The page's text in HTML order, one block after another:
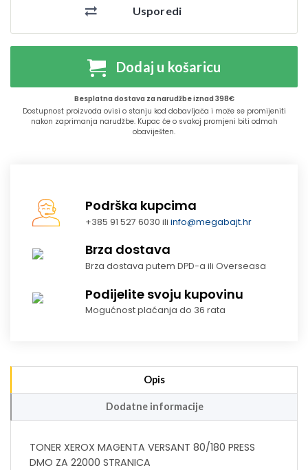
Usporedi
Dodaj u košaricu
Besplatna dostava za narudžbe iznad 398€
Dostupnost proizvoda ovisi o stanju kod dobavljača i može se promijeniti
nakon zaprimanja narudžbe. Kupac će o svakoj promjeni biti odmah
obaviješten.
Podrška kupcima
+385 91 527 6030 iliinfo@megabajt.hr
Brza dostava
Brza dostava putem DPD-a ili Overseasa
Podijelite svoju kupovinu
Mogućnost plaćanja do 36 rata
Opis
Dodatne informacije
TONER XEROX MAGENTA VERSANT 80/180 PRESS
DMO ZA 22000 STRANICA